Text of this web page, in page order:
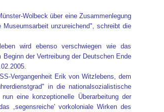
Wolbeck über eine Zusammenlegung
unzureichend", schreibt die
wird ebenso verschwiegen wie das
der Vertreibung der Deutschen Ende
Vergangenheit Erik von Witzlebens, dem
in die nationalsozialistische
eine konzeptionelle Überarbeitung der
,segensreiche' vorkoloniale Wirken des